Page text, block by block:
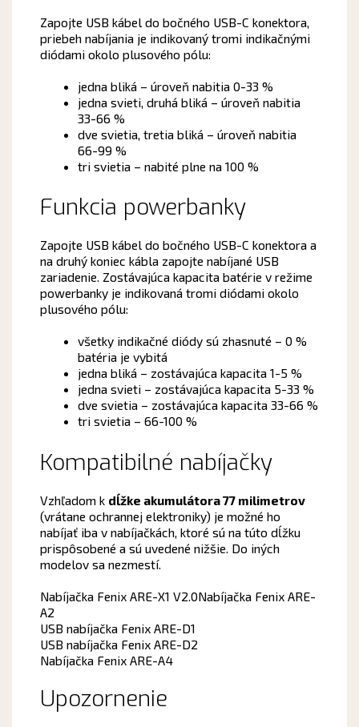
Zapojte USB kábel do bočného USB-C konektora,
priebeh nabíjania je indikovaný tromi indikačnými
diódami okolo plusového pólu:
jedna bliká – úroveň nabitia 0-33 %
jedna svieti, druhá bliká – úroveň nabitia
33-66 %
dve svietia, tretia bliká – úroveň nabitia
66-99 %
tri svietia – nabité plne na 100 %
Funkcia powerbanky
Zapojte USB kábel do bočného USB-C konektora a
na druhý koniec kábla zapojte nabíjané USB
zariadenie. Zostávajúca kapacita batérie v režime
powerbanky je indikovaná tromi diódami okolo
plusového pólu:
všetky indikačné diódy sú zhasnuté – 0 %
batéria je vybitá
jedna bliká – zostávajúca kapacita 1-5 %
jedna svieti – zostávajúca kapacita 5-33 %
dve svietia – zostávajúca kapacita 33-66 %
tri svietia – 66-100 %
Kompatibilné nabíjačky
Vzhľadom k dĺžke akumulátora 77 milimetrov
(vrátane ochrannej elektroniky) je možné ho
nabíjať iba v nabíjačkách, ktoré sú na túto dĺžku
prispôsobené a sú uvedené nižšie. Do iných
modelov sa nezmestí.
Nabíjačka Fenix ARE-X1 V2.0Nabíjačka Fenix ARE-
A2
USB nabíjačka Fenix ARE-D1
USB nabíjačka Fenix ARE-D2
Nabíjačka Fenix ARE-A4
Upozornenie